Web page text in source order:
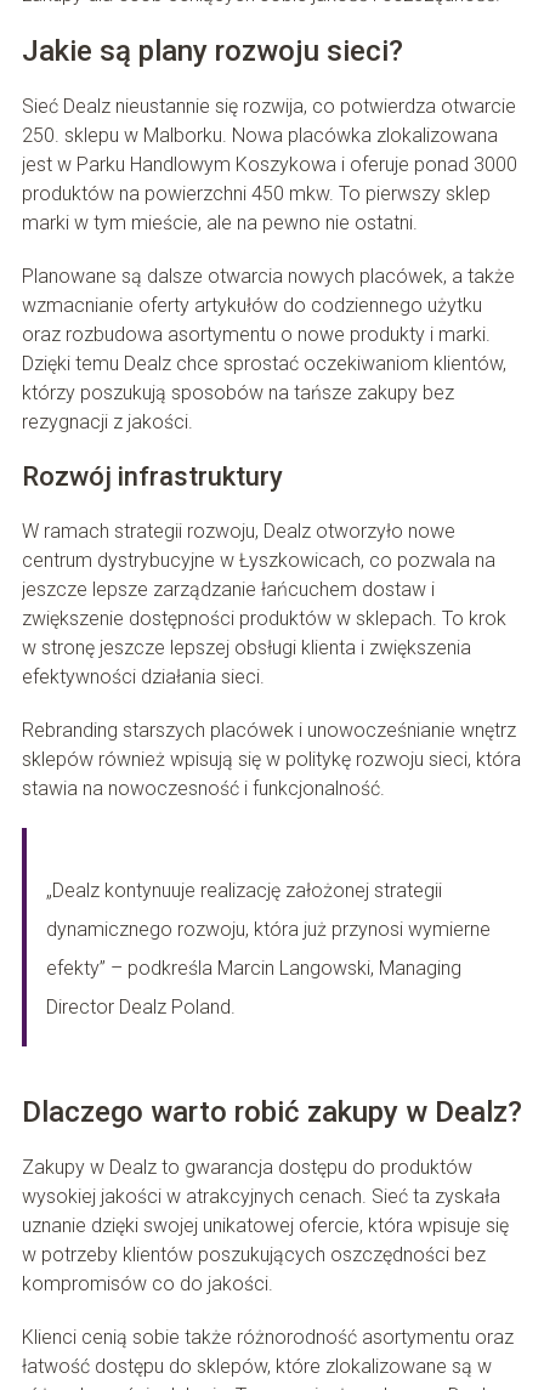
Jakie są plany rozwoju sieci?
Sieć Dealz nieustannie się rozwija, co potwierdza otwarcie
250. sklepu w Malborku. Nowa placówka zlokalizowana
jest w Parku Handlowym Koszykowa i oferuje ponad 3000
produktów na powierzchni 450 mkw. To pierwszy sklep
marki w tym mieście, ale na pewno nie ostatni.
Planowane są dalsze otwarcia nowych placówek, a także
wzmacnianie oferty artykułów do codziennego użytku
oraz rozbudowa asortymentu o nowe produkty i marki.
Dzięki temu Dealz chce sprostać oczekiwaniom klientów,
którzy poszukują sposobów na tańsze zakupy bez
rezygnacji z jakości.
Rozwój infrastruktury
W ramach strategii rozwoju, Dealz otworzyło nowe
centrum dystrybucyjne w Łyszkowicach, co pozwala na
jeszcze lepsze zarządzanie łańcuchem dostaw i
zwiększenie dostępności produktów w sklepach. To krok
w stronę jeszcze lepszej obsługi klienta i zwiększenia
efektywności działania sieci.
Rebranding starszych placówek i unowocześnianie wnętrz
sklepów również wpisują się w politykę rozwoju sieci, która
stawia na nowoczesność i funkcjonalność.
„Dealz kontynuuje realizację założonej strategii
dynamicznego rozwoju, która już przynosi wymierne
efekty” – podkreśla Marcin Langowski, Managing
Director Dealz Poland.
Dlaczego warto robić zakupy w Dealz?
Zakupy w Dealz to gwarancja dostępu do produktów
wysokiej jakości w atrakcyjnych cenach. Sieć ta zyskała
uznanie dzięki swojej unikatowej ofercie, która wpisuje się
w potrzeby klientów poszukujących oszczędności bez
kompromisów co do jakości.
Klienci cenią sobie także różnorodność asortymentu oraz
łatwość dostępu do sklepów, które zlokalizowane są w